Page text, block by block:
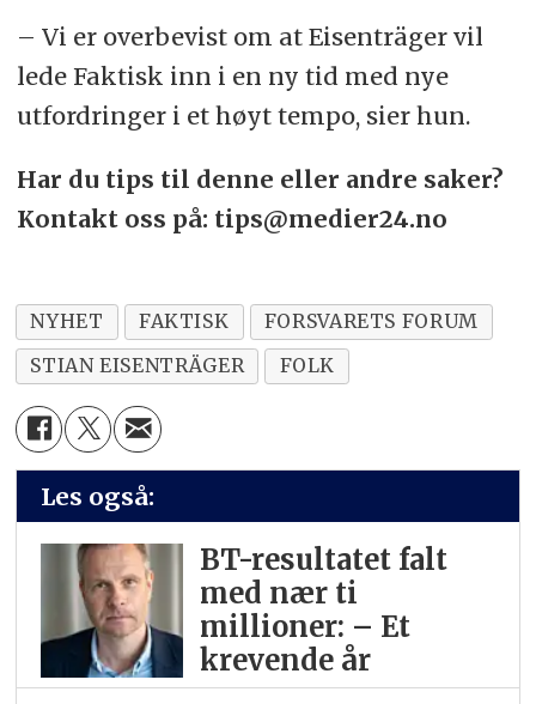
– Vi er overbevist om at Eisenträger vil
lede Faktisk inn i en ny tid med nye
utfordringer i et høyt tempo, sier hun.
Har du tips til denne eller andre saker?
Kontakt oss på: tips@medier24.no
NYHET FAKTISK
FORSVARETS FORUM
STIAN EISENTRÄGER
FOLK
Les også:
BT-resultatet falt
med nær ti
millioner: – Et
krevende år